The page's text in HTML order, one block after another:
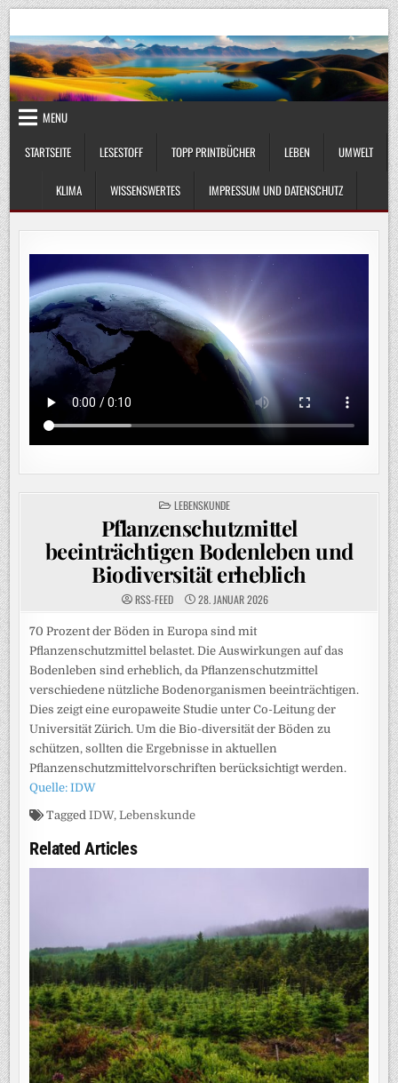
Skip
to
content
UmweltKlima.com
MENU
STARTSEITE
LESESTOFF TOPP PRINTBÜCHER LEBEN UMWELT
KLIMA WISSENSWERTES IMPRESSUM UND DATENSCHUTZ
POSTED
IN
LEBENSKUNDE
Pflanzenschutzmittel
beeinträchtigen Bodenleben und
Biodiversität erheblich
RSS-FEED 28. JANUAR 2026
70 Prozent der Böden in Europa sind mit
Pflanzenschutzmittel belastet. Die Auswirkungen auf das
Bodenleben sind erheblich, da Pflanzenschutzmittel
verschiedene nützliche Bodenorganismen beeinträchtigen.
Dies zeigt eine europaweite Studie unter Co-Leitung der
Universität Zürich. Um die Bio-diversität der Böden zu
schützen, sollten die Ergebnisse in aktuellen
Pflanzenschutzmittelvorschriften berücksichtigt werden.
Quelle: IDW
TaggedIDW,Lebenskunde
Related Articles